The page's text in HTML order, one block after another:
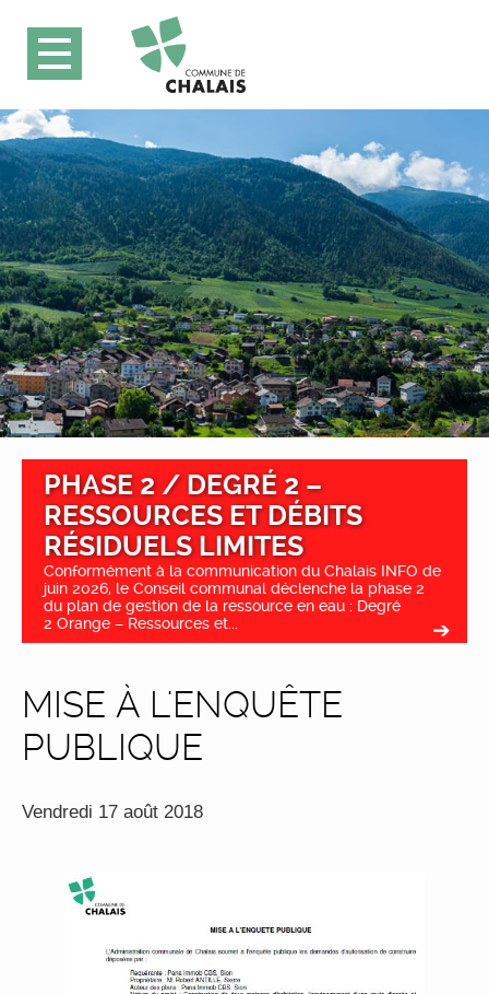
PHASE 2 / DEGRÉ 2 –
RESSOURCES ET DÉBITS
RÉSIDUELS LIMITES
Conformément à la communication du Chalais INFO de
juin 2026, le Conseil communal déclenche la phase 2
du plan de gestion de la ressource en eau : Degré
2 Orange – Ressources et...
MISE À L'ENQUÊTE
PUBLIQUE
Vendredi 17 août 2018